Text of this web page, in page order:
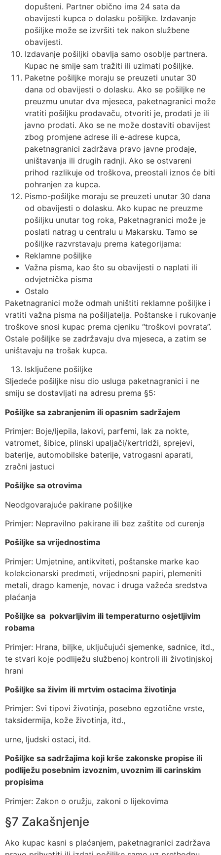
dopušteni. Partner obično ima 24 sata da
obavijesti kupca o dolasku pošiljke. Izdavanje
pošiljke može se izvršiti tek nakon službene
obavijesti.
Izdavanje pošiljki obavlja samo osoblje partnera.
Kupac ne smije sam tražiti ili uzimati pošiljke.
Paketne pošiljke moraju se preuzeti unutar 30
dana od obavijesti o dolasku. Ako se pošiljke ne
preuzmu unutar dva mjeseca, paketnagranici može
vratiti pošiljku prodavaču, otvoriti je, prodati je ili
javno prodati. Ako se ne može dostaviti obavijest
zbog promjene adrese ili e-adrese kupca,
paketnagranici zadržava pravo javne prodaje,
uništavanja ili drugih radnji. Ako se ostvareni
prihod razlikuje od troškova, preostali iznos će biti
pohranjen za kupca.
Pismo-pošiljke moraju se preuzeti unutar 30 dana
od obavijesti o dolasku. Ako kupac ne preuzme
pošiljku unutar tog roka, Paketnagranici može je
poslati natrag u centralu u Makarsku. Tamo se
pošiljke razvrstavaju prema kategorijama:
Reklamne pošiljke
Važna pisma, kao što su obavijesti o naplati ili
odvjetnička pisma
Ostalo
Paketnagranici može odmah uništiti reklamne pošiljke i
vratiti važna pisma na pošiljatelja. Poštanske i rukovanje
troškove snosi kupac prema cjeniku “troškovi povrata”.
Ostale pošiljke se zadržavaju dva mjeseca, a zatim se
uništavaju na trošak kupca.
Isključene pošiljke
Sljedeće pošiljke nisu dio usluga paketnagranici i ne
smiju se dostavljati na adresu prema §5:
Pošiljke sa zabranjenim ili opasnim sadržajem
Primjer: Boje/ljepila, lakovi, parfemi, lak za nokte,
vatromet, šibice, plinski upaljači/kertridži, sprejevi,
baterije, automobilske baterije, vatrogasni aparati,
zračni jastuci
Pošiljke sa otrovima
Neodgovarajuće pakirane pošiljke
Primjer: Nepravilno pakirane ili bez zaštite od curenja
Pošiljke sa vrijednostima
Primjer: Umjetnine, antikviteti, poštanske marke kao
kolekcionarski predmeti, vrijednosni papiri, plemeniti
metali, drago kamenje, novac i druga važeća sredstva
plaćanja
Pošiljke sa pokvarljivim ili temperaturno osjetljivim
robama
Primjer: Hrana, biljke, uključujući sjemenke, sadnice, itd.,
te stvari koje podliježu službenoj kontroli ili životinjskoj
hrani
Pošiljke sa živim ili mrtvim ostacima životinja
Primjer: Svi tipovi životinja, posebno egzotične vrste,
taksidermija, kože životinja, itd.,
urne, ljudski ostaci, itd.
Pošiljke sa sadržajima koji krše zakonske propise ili
podliježu posebnim izvoznim, uvoznim ili carinskim
propisima
Primjer: Zakon o oružju, zakoni o lijekovima
§7 Zakašnjenje
Ako kupac kasni s plaćanjem, paketnagranici zadržava